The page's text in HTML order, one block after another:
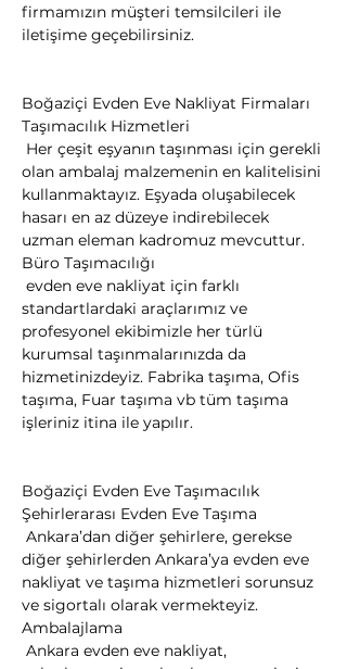
firmamızın müşteri temsilcileri ile
iletişime geçebilirsiniz.
Boğaziçi Evden Eve Nakliyat Firmaları
Taşımacılık Hizmetleri
olan ambalaj malzemenin en kalitelisini
kullanmaktayız. Eşyada oluşabilecek
hasarı en az düzeye indirebilecek
uzman eleman kadromuz mevcuttur.
Büro Taşımacılığı
standartlardaki araçlarımız ve
profesyonel ekibimizle her türlü
kurumsal taşınmalarınızda da
hizmetinizdeyiz. Fabrika taşıma, Ofis
taşıma, Fuar taşıma vb tüm taşıma
işleriniz itina ile yapılır.
Boğaziçi Evden Eve Taşımacılık
Şehirlerarası Evden Eve Taşıma
diğer şehirlerden Ankara’ya evden eve
nakliyat ve taşıma hizmetleri sorunsuz
ve sigortalı olarak vermekteyiz.
Ambalajlama